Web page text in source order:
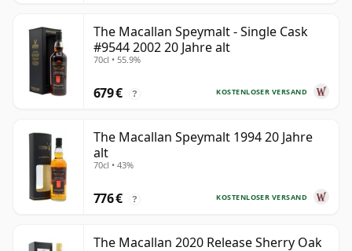
The Macallan Speymalt - Single Cask
#9544 2002 20 Jahre alt
70cl • 55.9%
KOSTENLOSER VERSAND
679 € ?
The Macallan Speymalt 1994 20 Jahre
alt
70cl • 43%
KOSTENLOSER VERSAND
776 € ?
The Macallan 2020 Release Sherry Oak